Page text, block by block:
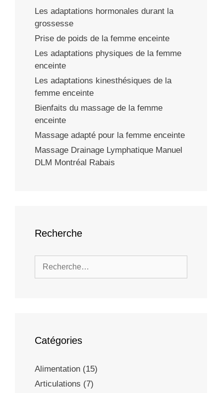
Les adaptations hormonales durant la
grossesse
Prise de poids de la femme enceinte
Les adaptations physiques de la femme
enceinte
Les adaptations kinesthésiques de la
femme enceinte
Bienfaits du massage de la femme
enceinte
Massage adapté pour la femme enceinte
Massage Drainage Lymphatique Manuel
DLM Montréal Rabais
Recherche
Catégories
Alimentation (15)
Articulations (7)